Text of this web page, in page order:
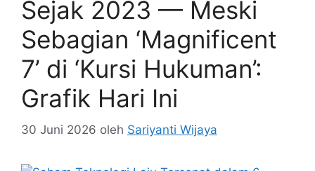
Sejak 2023 — Meski
Sebagian ‘Magnificent
7’ di ‘Kursi Hukuman’:
Grafik Hari Ini
30 Juni 2026 oleh Sariyanti Wijaya